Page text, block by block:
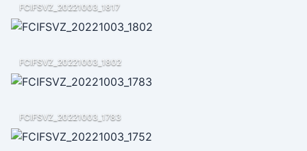
FCIFSVZ_20221003_1817
FCIFSVZ_20221003_1802
FCIFSVZ_20221003_1783